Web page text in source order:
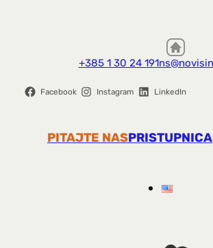
+385 1 30 24 191
Facebook Instagram LinkedIn
PITAJTE NASPRISTUPNICA